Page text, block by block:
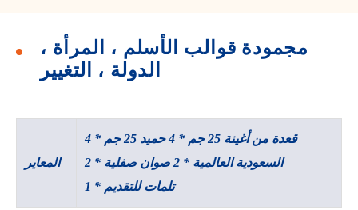
مجمودة قوالب الأسلم ، المرأة ،
الدولة ، التغيير
المعاير
قعدة من أغينة 25 جم * 4 حميد 25 جم * 4
السعودية العالمية * 2 صوان صفلية * 2
تلمات للتقديم * 1